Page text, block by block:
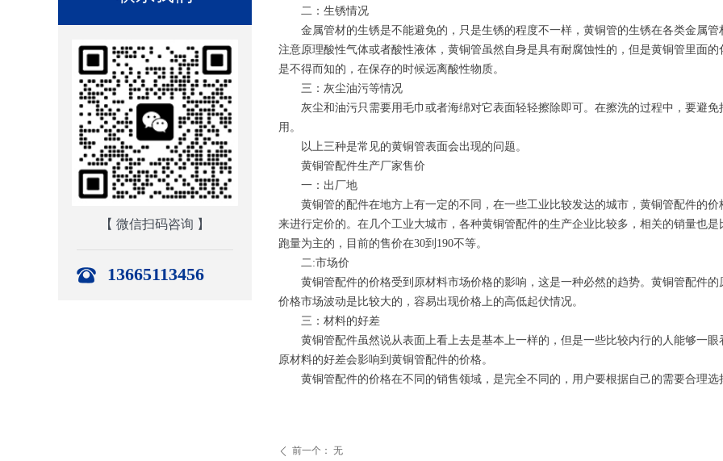
【 微信扫码咨询 】
13665113456
二：生锈情况
金属管材的生锈是不能避免的，只是生锈的程度不一样，黄铜管的生锈在各类金属管
注意原理酸性气体或者酸性液体，黄铜管虽然自身是具有耐腐蚀性的，但是黄铜管里面
是不得而知的，在保存的时候远离酸性物质。
三：灰尘油污等情况
灰尘和油污只需要用毛巾或者海绵对它表面轻轻擦除即可。在擦洗的过程中，要避免
用。
以上三种是常见的黄铜管表面会出现的问题。
黄铜管配件生产厂家售价
一：出厂地
黄铜管的配件在地方上有一定的不同，在一些工业比较发达的城市，黄铜管配件的价
来进行定价的。在几个工业大城市，各种黄铜管配件的生产企业比较多，相关的销量也
跑量为主的，目前的售价在30到190不等。
二:市场价
黄铜管配件的价格受到原材料市场价格的影响，这是一种必然的趋势。黄铜管配件的
价格市场波动是比较大的，容易出现价格上的高低起伏情况。
三：材料的好差
黄铜管配件虽然说从表面上看上去是基本上一样的，但是一些比较内行的人能够一眼
原材料的好差会影响到黄铜管配件的价格。
黄铜管配件的价格在不同的销售领域，是完全不同的，用户要根据自己的需要合理选
ꄴ 前一个： 无